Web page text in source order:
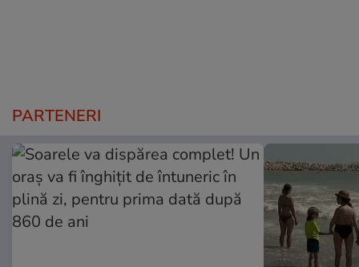
PARTENERI